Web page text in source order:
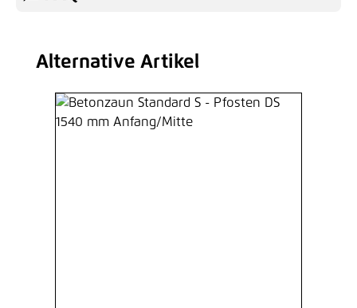
Produktgalerie überspringen
Alternative Artikel